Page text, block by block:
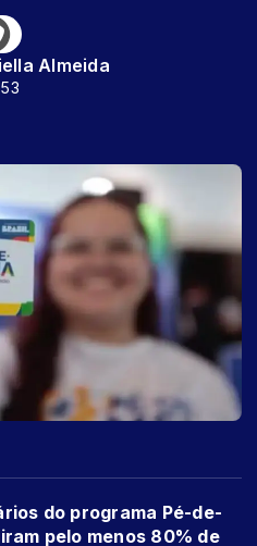
Almeida
do programa Pé-de-
pelo menos 80% de